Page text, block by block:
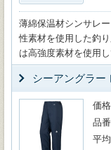
薄綿保温材シンサレ
性素材を使用した釣
は高強度素材を使用し
シーアングラー
価格
品番
平